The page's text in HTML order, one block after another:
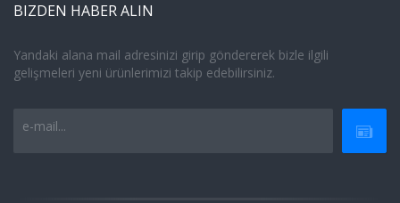
BIZDEN HABER ALIN
Yandaki alana mail adresinizi girip göndererek bizle ilgili
gelişmeleri yeni ürünlerimizi takip edebilirsiniz.
e-mail...